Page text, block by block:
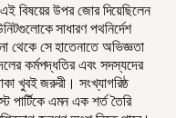
বিষয়ের উপর জোর দিয়েছিলেন
সাধারণ পথনির্দেশ
থেকে সে হাতেনাতে অভিজ্ঞতা
কর্মপদ্ধতির এবং সদস্যদের
খুবই জরুরী। সংখ্যাগরিষ্ঠ
পার্টিকে এমন এক শর্ত তৈরি